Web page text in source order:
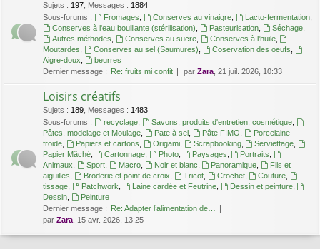
Sujets : 197 Messages : 1884
Sous-forums :
Fromages Conserves au vinaigre, Lacto-fermentation,
Conserves à l'eau bouillante (stérilisation)
Pasteurisation, Séchage,
Autres méthodes
Conserves au sucre, Conserves à l'huile,
Moutardes
Conserves au sel (Saumures) Coservation des oeufs
Aigre-doux
beurres
Dernier message : Re: fruits mi confit par Zara , 21 juil. 2026, 10:33
Loisirs créatifs
Sujets : 189 Messages : 1483
Sous-forums :
recyclage, Savons, produits d'entretien, cosmétique,
Pâtes, modelage et Moulage
Pate à sel, Pâte FIMO
Porcelaine
froide
Papiers et cartons Origami, Scrapbooking, Serviettage
Papier Mâché
Cartonnage, Photo, Paysages Portraits
Animaux
Sport, Macro, Noir et blanc Panoramique
Fils et
aiguilles
Broderie et point de croix Tricot, Crochet, Couture
tissage
Patchwork Laine cardée et Feutrine, Dessin et peinture,
Dessin
Peinture
Dernier message : Re: Adapter l’alimentation de…
par Zara , 15 avr. 2026, 13:25